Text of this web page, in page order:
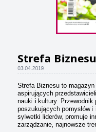
Strefa
03.04.2019
Strefa Biznesu to magazyn
aspirujących
nauki i kultury. Przewodnik
poszukujących pomysłów
sylwetki liderów, promuje
zarządzanie, najnowsze